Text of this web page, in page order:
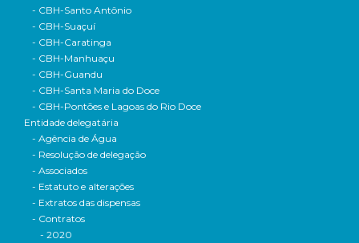
- CBH-Santo Antônio
- CBH-Suaçuí
- CBH-Caratinga
- CBH-Manhuaçu
- CBH-Guandu
- CBH-Santa Maria do Doce
- CBH-Pontões e Lagoas do Rio Doce
Entidade delegatária
- Agência de Água
- Resolução de delegação
- Associados
- Estatuto e alterações
- Extratos das dispensas
- Contratos
- 2020